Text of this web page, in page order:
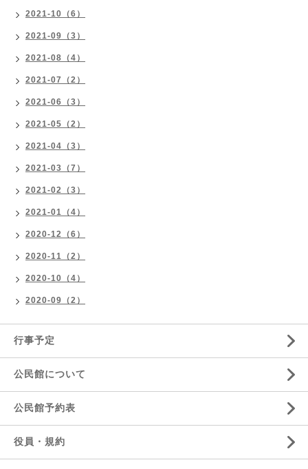
2021-10（6）
2021-09（3）
2021-08（4）
2021-07（2）
2021-06（3）
2021-05（2）
2021-04（3）
2021-03（7）
2021-02（3）
2021-01（4）
2020-12（6）
2020-11（2）
2020-10（4）
2020-09（2）
行事予定
公民館について
公民館予約表
役員・規約